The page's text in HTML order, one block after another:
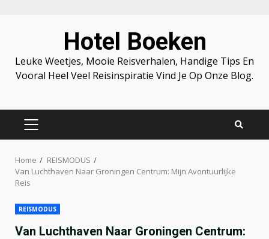
Hotel Boeken
Leuke Weetjes, Mooie Reisverhalen, Handige Tips En
Vooral Heel Veel Reisinspiratie Vind Je Op Onze Blog.
PRIMARY
Home
REISMODUS
Van Luchthaven Naar Groningen Centrum: Mijn Avontuurlijke
Reis
REISMODUS
Van Luchthaven Naar Groningen Centrum: